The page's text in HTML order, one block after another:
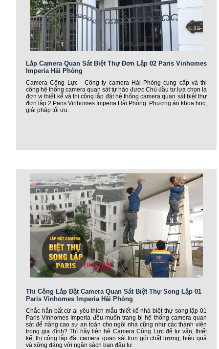
Lắp Camera Quan Sát Biệt Thự Đơn Lập 02 Paris Vinhomes
Imperia Hải Phòng
Camera Cộng Lực - Công ty camera Hải Phòng cung cấp và thi
công hệ thống camera quan sát tự hào được Chủ đầu tư lựa chọn là
đơn vị thiết kế và thi công lắp đặt hệ thống camera quan sát biệt thự
đơn lập 2 Paris Vinhomes Imperia Hải Phòng. Phương án khoa học,
giải pháp tối ưu.
Thi Công Lắp Đặt Camera Quan Sát Biệt Thự Song Lập 01
Paris Vinhomes Imperia Hải Phòng
Chắc hẳn bất cứ ai yêu thích mẫu thiết kế nhà biệt thự song lập 01
Paris Vinhomes Imperia đều muốn trang bị hệ thống camera quan
sát để nâng cao sự an toàn cho ngôi nhà cũng như các thành viên
trong gia đình? Thì hãy liên hệ Camera Cộng Lực để tư vấn, thiết
kế, thi công lắp đặt camera quan sát trọn gói chất lượng, hiệu quả
và xứng đáng với ngân sách bạn đầu tư.